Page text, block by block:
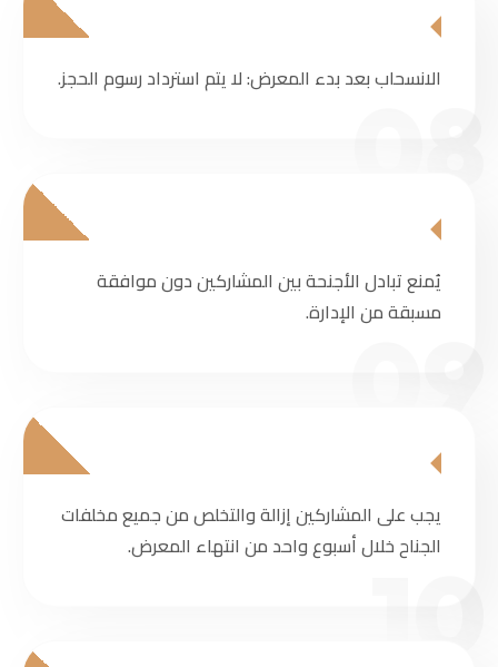
الانسحاب بعد بدء المعرض: لا يتم استرداد رسوم الحجز.
يُمنع تبادل الأجنحة بين المشاركين دون موافقة
مسبقة من الإدارة.
يجب على المشاركين إزالة والتخلص من جميع مخلفات
الجناح خلال أسبوع واحد من انتهاء المعرض.